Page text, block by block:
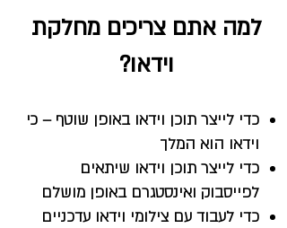
למה אתם צריכים מחלקת
וידאו?
כדי לייצר תוכן וידאו באופן שוטף – כי
וידאו הוא המלך
כדי לייצר תוכן וידאו שיתאים
לפייסבוק ואינסטגרם באופן מושלם
כדי לעבוד עם צילומי וידאו עדכניים